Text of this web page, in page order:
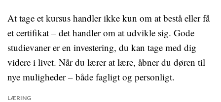
At tage et kursus handler ikke kun om at bestå eller få
et certifikat – det handler om at udvikle sig. Gode
studievaner er en investering, du kan tage med dig
videre i livet. Når du lærer at lære, åbner du døren til
nye muligheder – både fagligt og personligt.
LÆRING